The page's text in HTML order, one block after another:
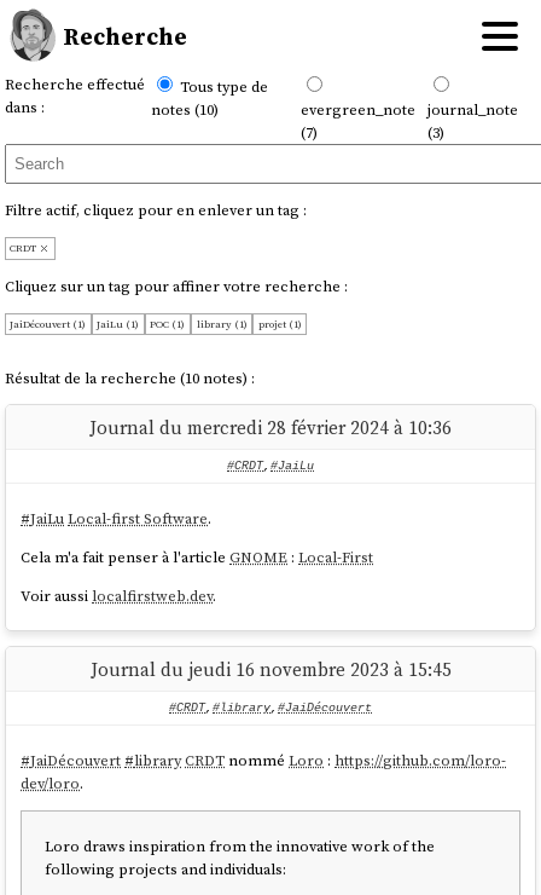
Recherche
Recherche effectué
dans :
Tous type de
notes (10)
evergreen_note
(7)
journal_note
(3)
Filtre actif, cliquez pour en enlever un tag :
CRDT
Cliquez sur un tag pour affiner votre recherche :
JaiDécouvert (1) JaiLu (1) POC (1) library (1) projet (1)
Résultat de la recherche (10 notes) :
Journal du mercredi 28 février 2024 à 10:36
#CRDT, #JaiLu
#JaiLu Local-first Software.
Cela m'a fait penser à l'articleGNOME :Local-First
Voir aussi localfirstweb.dev.
Journal du jeudi 16 novembre 2023 à 15:45
#CRDT, #library, #JaiDécouvert
#JaiDécouvert #libraryCRDT nomméLoro : https://github.com/loro-
dev/loro.
Loro draws inspiration from the innovative work of the
following projects and individuals: